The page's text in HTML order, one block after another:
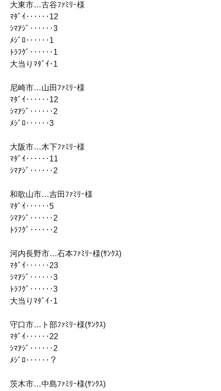
大東市…古谷ﾌｧﾐﾘｰ様
ﾏﾀﾞｲ‥‥‥12
ｼﾏｱｼﾞ‥‥‥3
ﾒｼﾞﾛ‥‥‥1
ﾄﾗﾌｸﾞ‥‥‥1
大当りﾏﾀﾞｲ･1
尼崎市…山田ﾌｧﾐﾘｰ様
ﾏﾀﾞｲ‥‥‥12
ｼﾏｱｼﾞ‥‥‥2
ﾒｼﾞﾛ‥‥‥3
大阪市…木下ﾌｧﾐﾘｰ様
ﾏﾀﾞｲ‥‥‥11
ｼﾏｱｼﾞ‥‥‥2
和歌山市…吉田ﾌｧﾐﾘｰ様
ﾏﾀﾞｲ‥‥‥5
ｼﾏｱｼﾞ‥‥‥2
ﾄﾗﾌｸﾞ‥‥‥2
河内長野市…石本ﾌｧﾐﾘｰ様(ｻﾝｸｽ)
ﾏﾀﾞｲ‥‥‥23
ｼﾏｱｼﾞ‥‥‥3
ﾄﾗﾌｸﾞ‥‥‥3
大当りﾏﾀﾞｲ･1
守口市…ト部ﾌｧﾐﾘｰ様(ｻﾝｸｽ)
ﾏﾀﾞｲ‥‥‥22
ｼﾏｱｼﾞ‥‥‥2
ﾒｼﾞﾛ‥‥‥？
茨木市…中島ﾌｧﾐﾘｰ様(ｻﾝｸｽ)